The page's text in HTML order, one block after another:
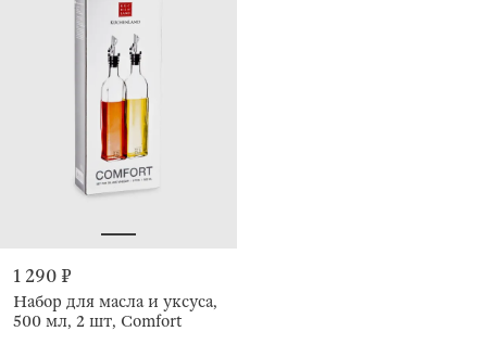
1 290 ₽
Набор для масла и уксуса,
500 мл, 2 шт, Comfort